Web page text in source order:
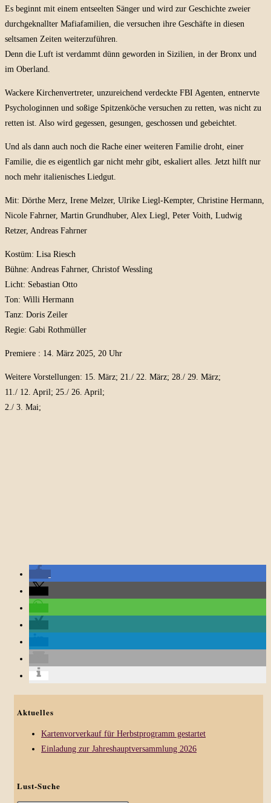
Es beginnt mit einem entseelten Sänger und wird zur Geschichte zweier
durchgeknallter Mafiafamilien, die versuchen ihre Geschäfte in diesen
seltsamen Zeiten weiterzuführen.
Denn die Luft ist verdammt dünn geworden in Sizilien, in der Bronx und
im Oberland.
Wackere Kirchenvertreter, unzureichend verdeckte FBI Agenten, entnervte
Psychologinnen und soßige Spitzenköche versuchen zu retten, was nicht zu
retten ist. Also wird gegessen, gesungen, geschossen und gebeichtet.
Und als dann auch noch die Rache einer weiteren Familie droht, einer
Familie, die es eigentlich gar nicht mehr gibt, eskaliert alles. Jetzt hilft nur
noch mehr italienisches Liedgut.
Mit: Dörthe Merz, Irene Melzer, Ulrike Liegl-Kempter, Christine Hermann,
Nicole Fahrner, Martin Grundhuber, Alex Liegl, Peter Voith, Ludwig
Retzer, Andreas Fahrner
Kostüm: Lisa Riesch
Bühne: Andreas Fahrner, Christof Wessling
Licht: Sebastian Otto
Ton: Willi Hermann
Tanz: Doris Zeiler
Regie: Gabi Rothmüller
Premiere : 14. März 2025, 20 Uhr
Weitere Vorstellungen: 15. März; 21./ 22. März; 28./ 29. März;
11./ 12. April; 25./ 26. April;
2./ 3. Mai;
Aktuelles
Kartenvorverkauf für Herbstprogramm gestartet
Einladung zur Jahreshauptversammlung 2026
Lust-Suche